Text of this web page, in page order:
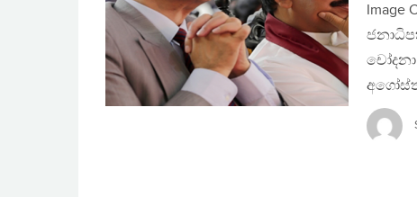
Image